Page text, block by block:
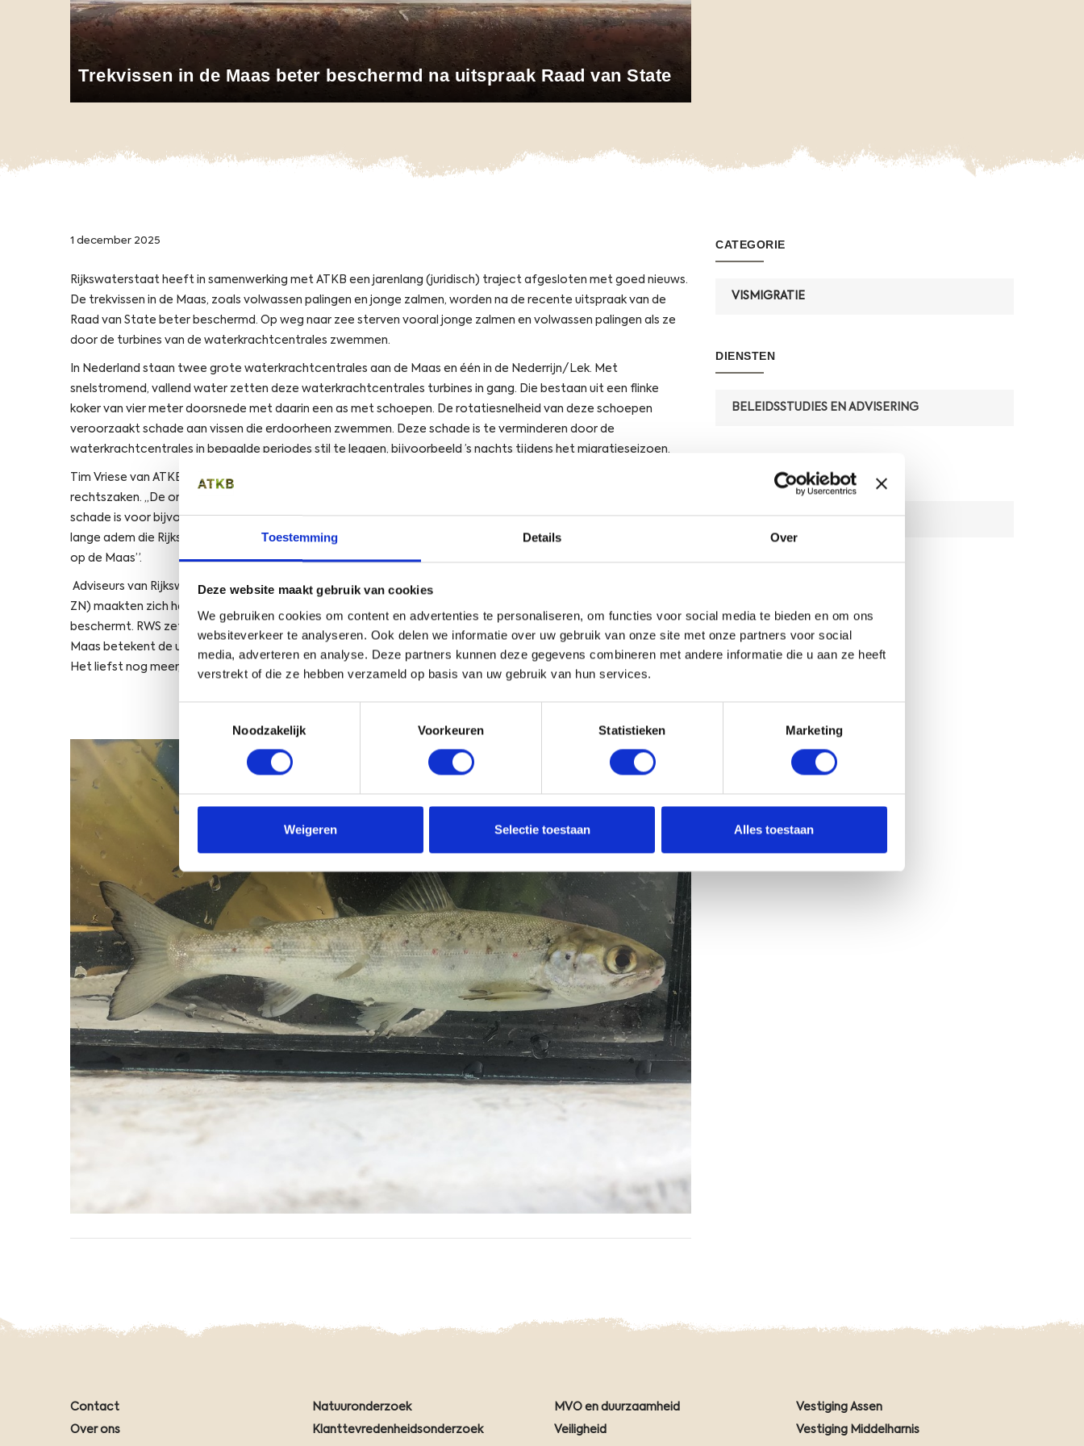
Toestemming Details Over
Deze website maakt gebruik van cookies
We gebruiken cookies om content en advertenties te personaliseren, om functies voor social media te bieden en om ons
websiteverkeer te analyseren. Ook delen we informatie over uw gebruik van onze site met onze partners voor social
media, adverteren en analyse. Deze partners kunnen deze gegevens combineren met andere informatie die u aan ze heeft
verstrekt of die ze hebben verzameld op basis van uw gebruik van hun services.
Noodzakelijk
Voorkeuren Statistieken Marketing
Weigeren Selectie toestaan Alles toestaan
Trekvissen in de Maas beter beschermd na uitspraak Raad van State
1 december 2025
Rijkswaterstaat heeft in samenwerking met ATKB een jarenlang (juridisch) traject afgesloten met goed nieuws.
De trekvissen in de Maas, zoals volwassen palingen en jonge zalmen, worden na de recente uitspraak van de
Raad van State beter beschermd. Op weg naar zee sterven vooral jonge zalmen en volwassen palingen als ze
door de turbines van de waterkrachtcentrales zwemmen.
In Nederland staan twee grote waterkrachtcentrales aan de Maas en één in de Nederrijn/Lek. Met
snelstromend, vallend water zetten deze waterkrachtcentrales turbines in gang. Die bestaan uit een flinke
koker van vier meter doorsnede met daarin een as met schoepen. De rotatiesnelheid van deze schoepen
veroorzaakt schade aan vissen die erdoorheen zwemmen. Deze schade is te verminderen door de
waterkrachtcentrales in bepaalde periodes stil te leggen, bijvoorbeeld ’s nachts tijdens het migratieseizoen.
Tim Vriese van ATKB is blij met de uitspraak, hij werd door Rijkswaterstaat opgevoerd als visexpert tijdens de
rechtszaken. ,,De onderzoeken die ATKB de afgelopen jaren heeft uitgevoerd om vast te stellen hoe groot de
schade is voor bijvoorbeeld zalmsmolts en aal, droegen bij aan de uiteindelijke uitspraak van de rechter. De
lange adem die Rijkswaterstaat in dit traject had, heeft geresulteerd in het veiligstellen van zalmsmolts en alen
op de Maas”.
Adviseurs van Rijkswaterstaat Water, Verkeer en Leefomgeving (WVL) en Rijkswaterstaat Zuid Nederland (RWS
ZN) maakten zich hard voor de norm van maximaal 10% vissterfte in een riviertraject, die de vissen goed genoeg
beschermt. RWS zette in op het beschermen van deze trekvissen. Voor de twee waterkrachtcentrales in de
Maas betekent de uitspraak van de Raad van State dat ze 90% van de trekvissoorten in leven moeten houden.
Het liefst nog meer, maar bij 10% vissterfte staat de vispopulatie niet onverantwoord onder druk.
CATEGORIE
VISMIGRATIE
DIENSTEN
BELEIDSSTUDIES EN ADVISERING
VISVANGTUIGEN
Contact
Over ons
Natuuronderzoek
Klanttevredenheidsonderzoek
MVO en duurzaamheid
Veiligheid
Vestiging Assen
Vestiging Middelharnis